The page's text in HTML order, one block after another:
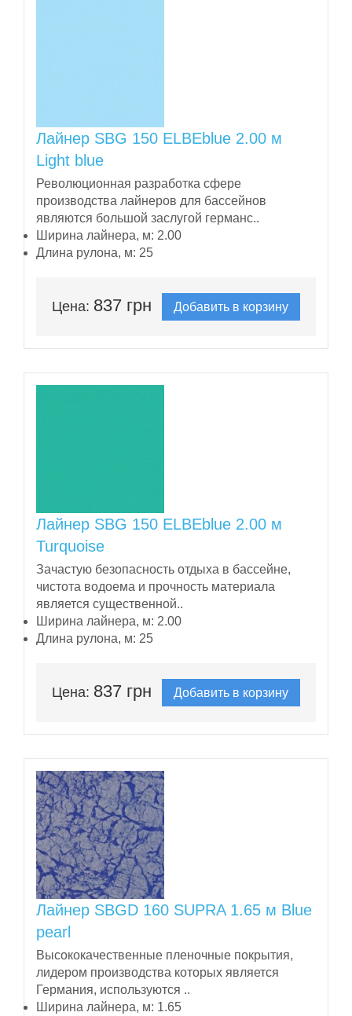
Лайнер SBG 150 ELBEblue 2.00 м
Light blue
Революционная разработка сфере
производства лайнеров для бассейнов
являются большой заслугой германс..
Ширина лайнера, м: 2.00
Длина рулона, м: 25
Цена: 837 грн Добавить в корзину
Лайнер SBG 150 ELBEblue 2.00 м
Turquoise
Зачастую безопасность отдыха в бассейне,
чистота водоема и прочность материала
является существенной..
Ширина лайнера, м: 2.00
Длина рулона, м: 25
Цена: 837 грн Добавить в корзину
Лайнер SBGD 160 SUPRA 1.65 м Blue
pearl
Высококачественные пленочные покрытия,
лидером производства которых является
Германия, используются ..
Ширина лайнера, м: 1.65